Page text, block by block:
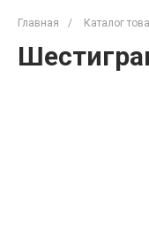
Главная / Каталог